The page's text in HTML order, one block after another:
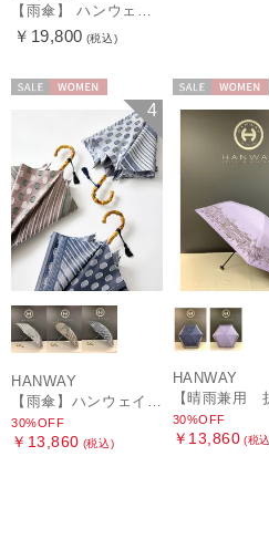
￥19,800 (税込)
4
HANWAY
【雨傘】ハンウェイ (HANWAY) Pカットジャカード Dot & Stripe mix CJ ドット・アンド・ストライプ・シー・ジェー ショート長傘 日本製
30%OFF
￥13,860 (税込)
HANWAY
30%OFF
￥13,860 (税